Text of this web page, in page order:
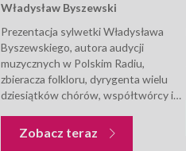
Władysław Byszewski
Prezentacja sylwetki Władysława
Byszewskiego, autora audycji
muzycznych w Polskim Radiu,
zbieracza folkloru, dyrygenta wielu
dziesiątków chórów, współtwórcy i
ludowych w całej Polsce. Artysta dał
się poznać również jako kompozytor i
Zobacz teraz Muzyka